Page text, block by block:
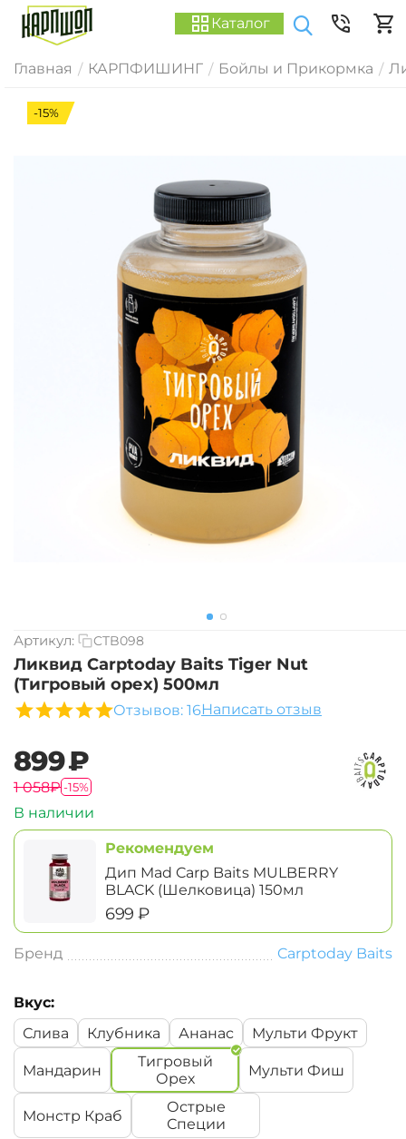
Каталог
Главная / КАРПФИШИНГ / Бойлы и Прикормка /
-15%
Артикул: CTB098
Ликвид Carptoday Baits Tiger Nut
(Тигровый орех) 500мл
Отзывов: 16Написать отзыв
‍899‍₽
‍1 058‍₽-15%
В наличии
Рекомендуем
Дип Mad Carp Baits MULBERRY
BLACK (Шелковица) 150мл
‍699‍ ₽
Бренд Carptoday Baits
Вкус:
Слива
Клубника Ананас Мульти Фрукт
Мандарин
Тигровый
Орех
Мульти Фиш
Монстр Краб
Острые
Специи